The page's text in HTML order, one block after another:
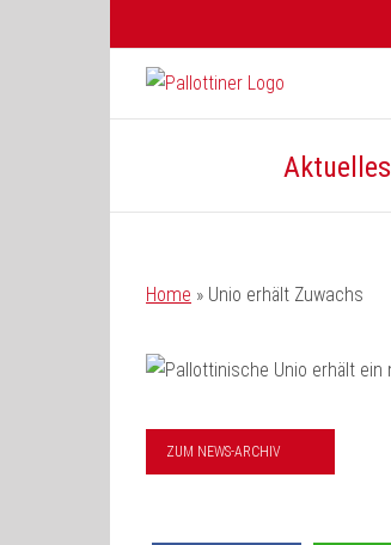
Aktuelles
Home » Unio erhält Zuwachs
ZUM NEWS-ARCHIV